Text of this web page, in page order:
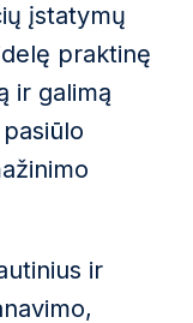
įstatymų
praktinę
ir galimą
ir